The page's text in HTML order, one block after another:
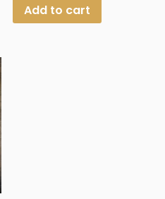
Add to cart